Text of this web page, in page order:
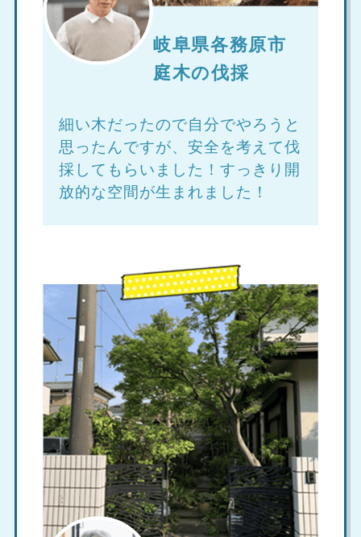
岐阜県各務原市
庭木の伐採
細い木だったので自分でやろうと
思ったんですが、安全を考えて伐
採してもらいました！すっきり開
放的な空間が生まれました！